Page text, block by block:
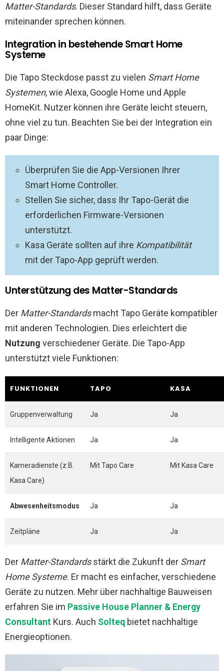
Matter-Standards. Dieser Standard hilft, dass Geräte
miteinander sprechen können.
Integration in bestehende Smart Home
Systeme
Die Tapo Steckdose passt zu vielen Smart Home
Systemen, wie Alexa, Google Home und Apple
HomeKit. Nutzer können ihre Geräte leicht steuern,
ohne viel zu tun. Beachten Sie bei der Integration ein
paar Dinge:
Überprüfen Sie die App-Versionen Ihrer
Smart Home Controller.
Stellen Sie sicher, dass Ihr Tapo-Gerät die
erforderlichen Firmware-Versionen
unterstützt.
Kasa Geräte sollten auf ihre Kompatibilität
mit der Tapo-App geprüft werden.
Unterstützung des Matter-Standards
Der Matter-Standardsmacht Tapo Geräte kompatibler
mit anderen Technologien. Dies erleichtert die
Nutzung verschiedener Geräte. Die Tapo-App
unterstützt viele Funktionen:
FUNKTIONEN TAPO KASA
Gruppenverwaltung Ja Ja
Intelligente Aktionen Ja Ja
Kameradienste (z.B.
Kasa Care)
Mit Tapo Care Mit Kasa Care
Abwesenheitsmodus Ja Ja
Zeitpläne Ja Ja
Der Matter-Standardsstärkt die Zukunft der Smart
Home Systeme. Er macht es einfacher, verschiedene
Geräte zu nutzen. Mehr über nachhaltige Bauweisen
erfahren Sie im Passive House Planner & Energy
Consultant Kurs. Auch Solteq bietet nachhaltige
Energieoptionen.